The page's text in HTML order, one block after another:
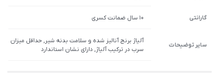
گارانتی 10 سال ضمانت کسری
سایر توضیحات
آلیاژ برنج آنالیز شده و سلامت بدنه شیر, حداقل میزان
سرب در ترکیب آلیاژ, دارای نشان استاندارد